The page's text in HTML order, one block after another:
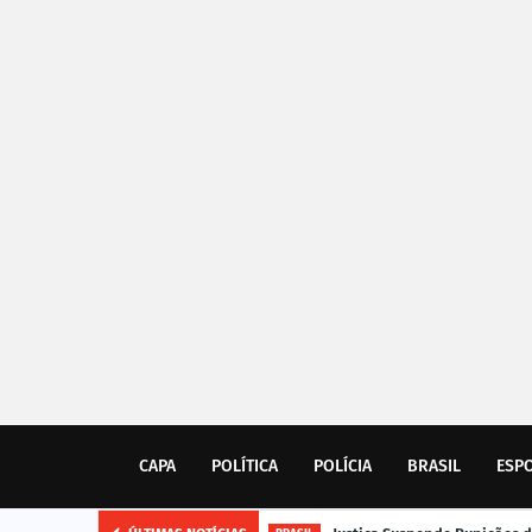
CAPA POLÍTICA POLÍCIA BRASIL